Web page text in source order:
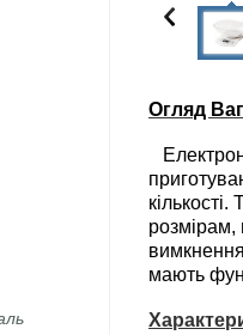
Огляд
розмірам,
мають